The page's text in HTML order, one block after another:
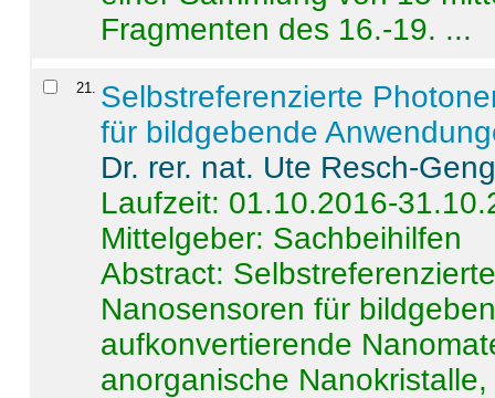
Fragmenten des 16.-19. ...
21
Selbstreferenzierte
für bildgebende
Dr. rer. nat. Ute Resch-
Laufzeit: 01.10.2016-
Mittelgeber: Sachbeihilfen
Abstract:
Nanosensoren für
aufkonvertierende
anorganische